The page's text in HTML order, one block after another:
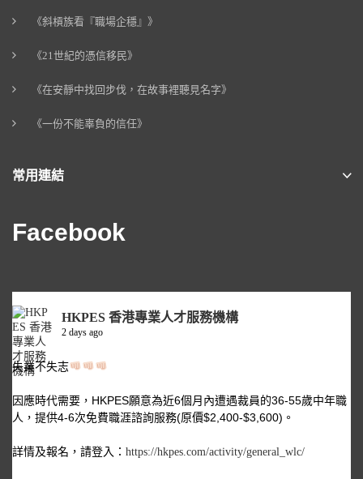
《斜槓族看『職場企穩』》
《21世紀的憑信移民》
《在安靜中找回步伐，在故事裡聽見名字》
《一份不能辜負的信任》
常用連結
Facebook
HKPES 香港專業人才服務機構
2 days ago
失業不失志
因應時代需要，HKPES願意為近6個月內遭遇裁員的36-55歲中年職
人，提供4-6次免費職涯諮詢服務(原價$2,400-$3,600)。
詳情及報名，請登入： https://hkpes.com/activity/general_wlc/